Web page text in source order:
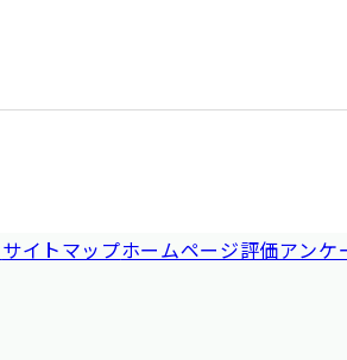
サイトマップホームページ評価アンケ